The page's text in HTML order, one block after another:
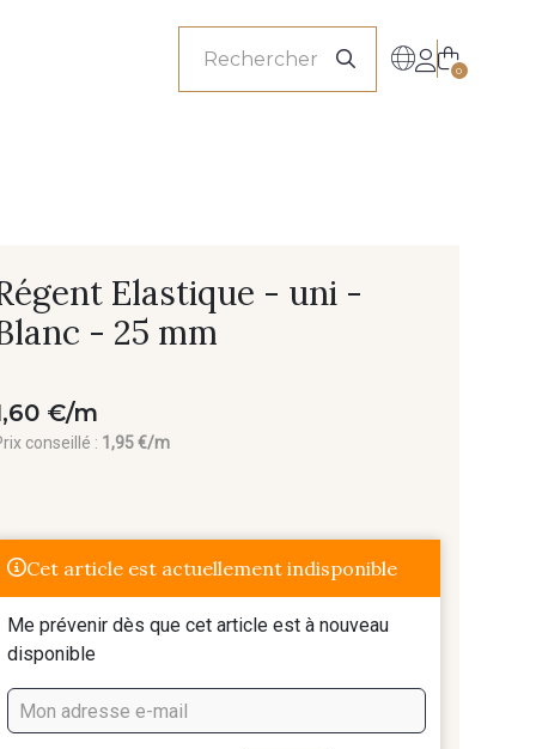
0
Elastique - uni -
- 25 mm
€/m
conseillé : 1,95 €/m
Cet article est actuellement indisponible
Me prévenir dès que cet article est à nouveau
disponible